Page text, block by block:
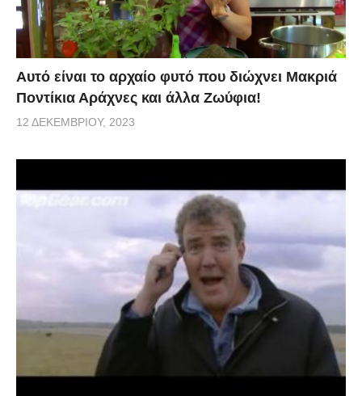
Αυτό είναι το αρχαίο φυτό που διώχνει Μακριά
Ποντίκια Αράχνες και άλλα Ζωύφια!
12 ΔΕΚΕΜΒΡΊΟΥ, 2023